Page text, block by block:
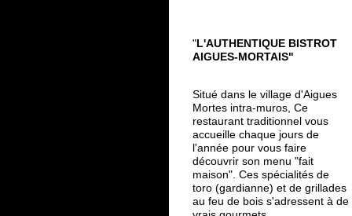
"L'AUTHENTIQUE BISTROT
AIGUES-MORTAIS"
Situé dans le village d'Aigues
Mortes intra-muros, Ce
restaurant traditionnel vous
accueille chaque jours de
l'année pour vous faire
découvrir son menu "fait
maison". Ces spécialités de
toro (gardianne) et de grillades
au feu de bois s'adressent à de